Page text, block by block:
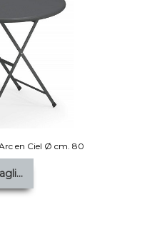
en Ciel Ø cm. 80